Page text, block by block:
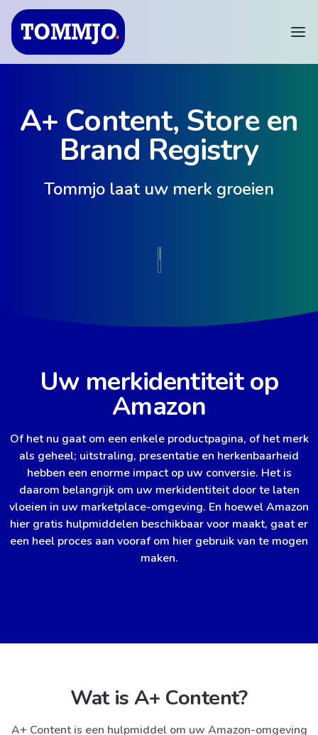
A+ Content, Store en
Brand Registry
Tommjo laat uw merk groeien​
Uw merkidentiteit op
Amazon
Of het nu gaat om een enkele productpagina, of het merk
als geheel; uitstraling, presentatie en herkenbaarheid
hebben een enorme impact op uw conversie. Het is
daarom belangrijk om uw merkidentiteit door te laten
vloeien in uw marketplace-omgeving. En hoewel Amazon
hier gratis hulpmiddelen beschikbaar voor maakt, gaat er
een heel proces aan vooraf om hier gebruik van te mogen
maken.
Wat is A+ Content?
A+ Content is een hulpmiddel om uw Amazon-omgeving